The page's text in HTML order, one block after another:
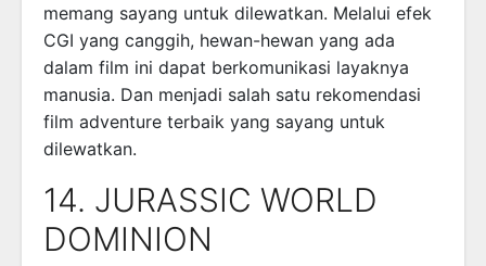
memang sayang untuk dilewatkan. Melalui efek
CGI yang canggih, hewan-hewan yang ada
dalam film ini dapat berkomunikasi layaknya
manusia. Dan menjadi salah satu rekomendasi
film adventure terbaik yang sayang untuk
dilewatkan.
14. JURASSIC WORLD
DOMINION